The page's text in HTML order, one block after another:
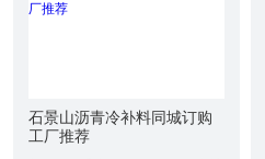
石景山沥青冷补料同城订购
工厂推荐